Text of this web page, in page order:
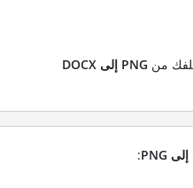
PNG إلى DOCX
: